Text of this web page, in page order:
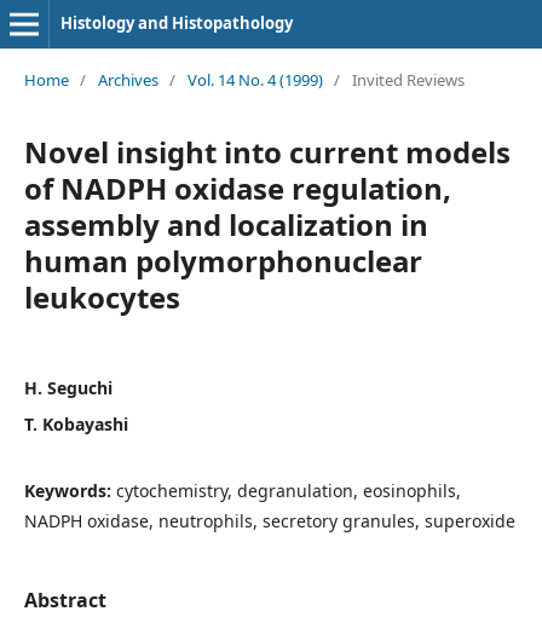
Histology and Histopathology
Home / Archives / Vol. 14 No. 4 (1999) / Invited Reviews
Novel insight into current models
of NADPH oxidase regulation,
assembly and localization in
human polymorphonuclear
leukocytes
H. Seguchi
T. Kobayashi
Keywords: cytochemistry, degranulation, eosinophils,
NADPH oxidase, neutrophils, secretory granules, superoxide
Abstract